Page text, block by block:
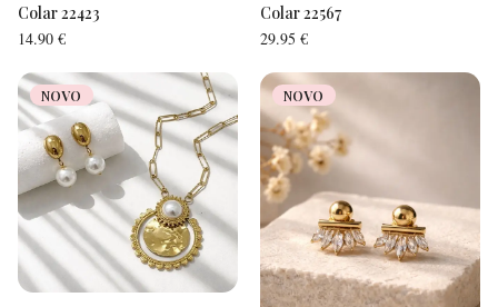
Colar 22423
14.90 €
Colar 22567
29.95 €
NOVO NOVO